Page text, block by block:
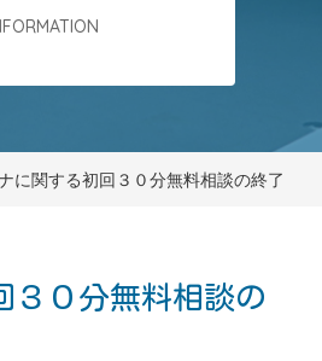
に関する初回３０分無料相談の終了
３０分無料相談の